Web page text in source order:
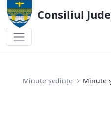
Consiliul
Minute ședințe